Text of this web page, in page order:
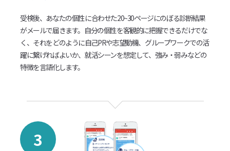
受検後、あなたの個性に合わせた20~30ページにのぼる診断結果
がメールで届きます。自分の個性を客観的に把握できるだけでな
く、それをどのように自己PRや志望動機、グループワークでの活
躍に繋げればよいか、就活シーンを想定して、強み・弱みなどの
特徴を言語化します。
3